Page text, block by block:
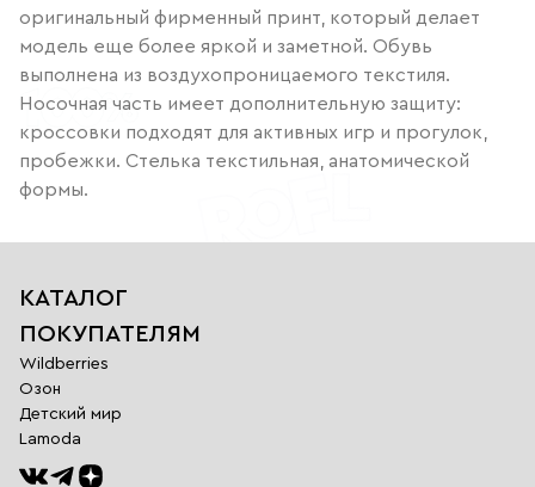
оригинальный фирменный принт, который делает
модель еще более яркой и заметной. Обувь
выполнена из воздухопроницаемого текстиля.
Носочная часть имеет дополнительную защиту:
кроссовки подходят для активных игр и прогулок,
пробежки. Стелька текстильная, анатомической
формы.
КАТАЛОГ
ПОКУПАТЕЛЯМ
Wildberries
Озон
Детский мир
Lamoda